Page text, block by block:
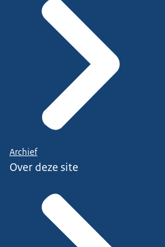
Archief
Over deze site